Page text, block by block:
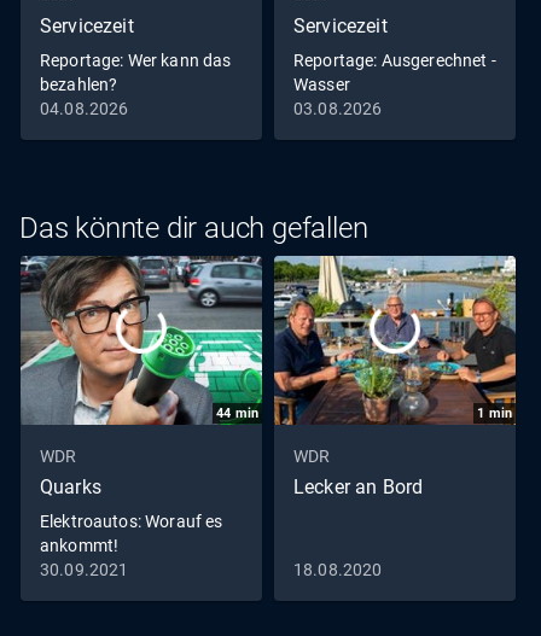
Servicezeit
Reportage: Wer kann das
bezahlen?
04.08.2026
Servicezeit
Reportage: Ausgerechnet -
Wasser
03.08.2026
Das könnte dir auch gefallen
44 min
WDR
Quarks
Elektroautos: Worauf es
ankommt!
30.09.2021
1 min
WDR
Lecker an Bord
18.08.2020